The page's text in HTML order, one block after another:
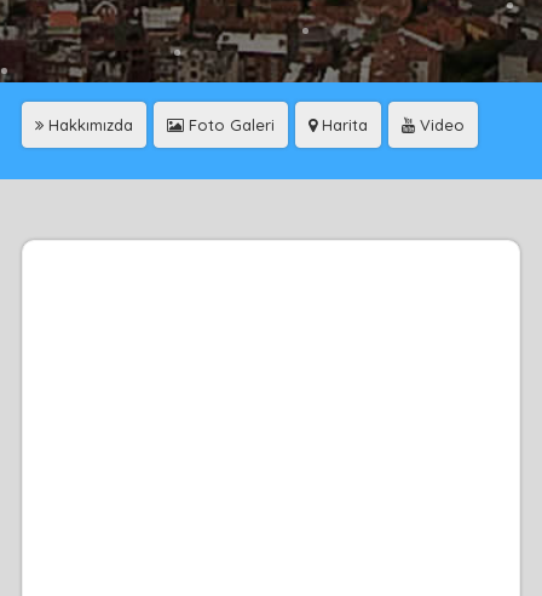
Hakkımızda Foto Galeri Harita Video